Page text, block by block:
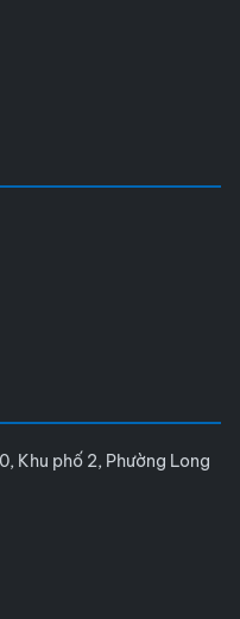
Khu phố 2, Phường Long